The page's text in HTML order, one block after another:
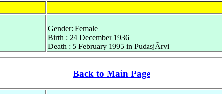
Gender: Female
Birth : 24 December 1936
Death : 5 February 1995 in PudasjÃrvi
Back to Main Page